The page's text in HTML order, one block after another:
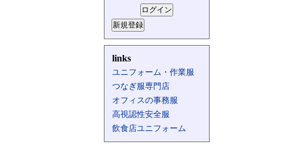
links
ユニフォーム・作業服
つなぎ服専門店
オフィスの事務服
高視認性安全服
飲食店ユニフォーム